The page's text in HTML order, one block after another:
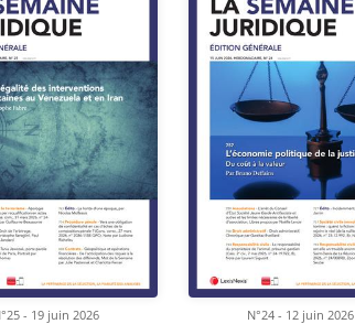
- 19 juin 2026 N°24 - 12 juin 2026